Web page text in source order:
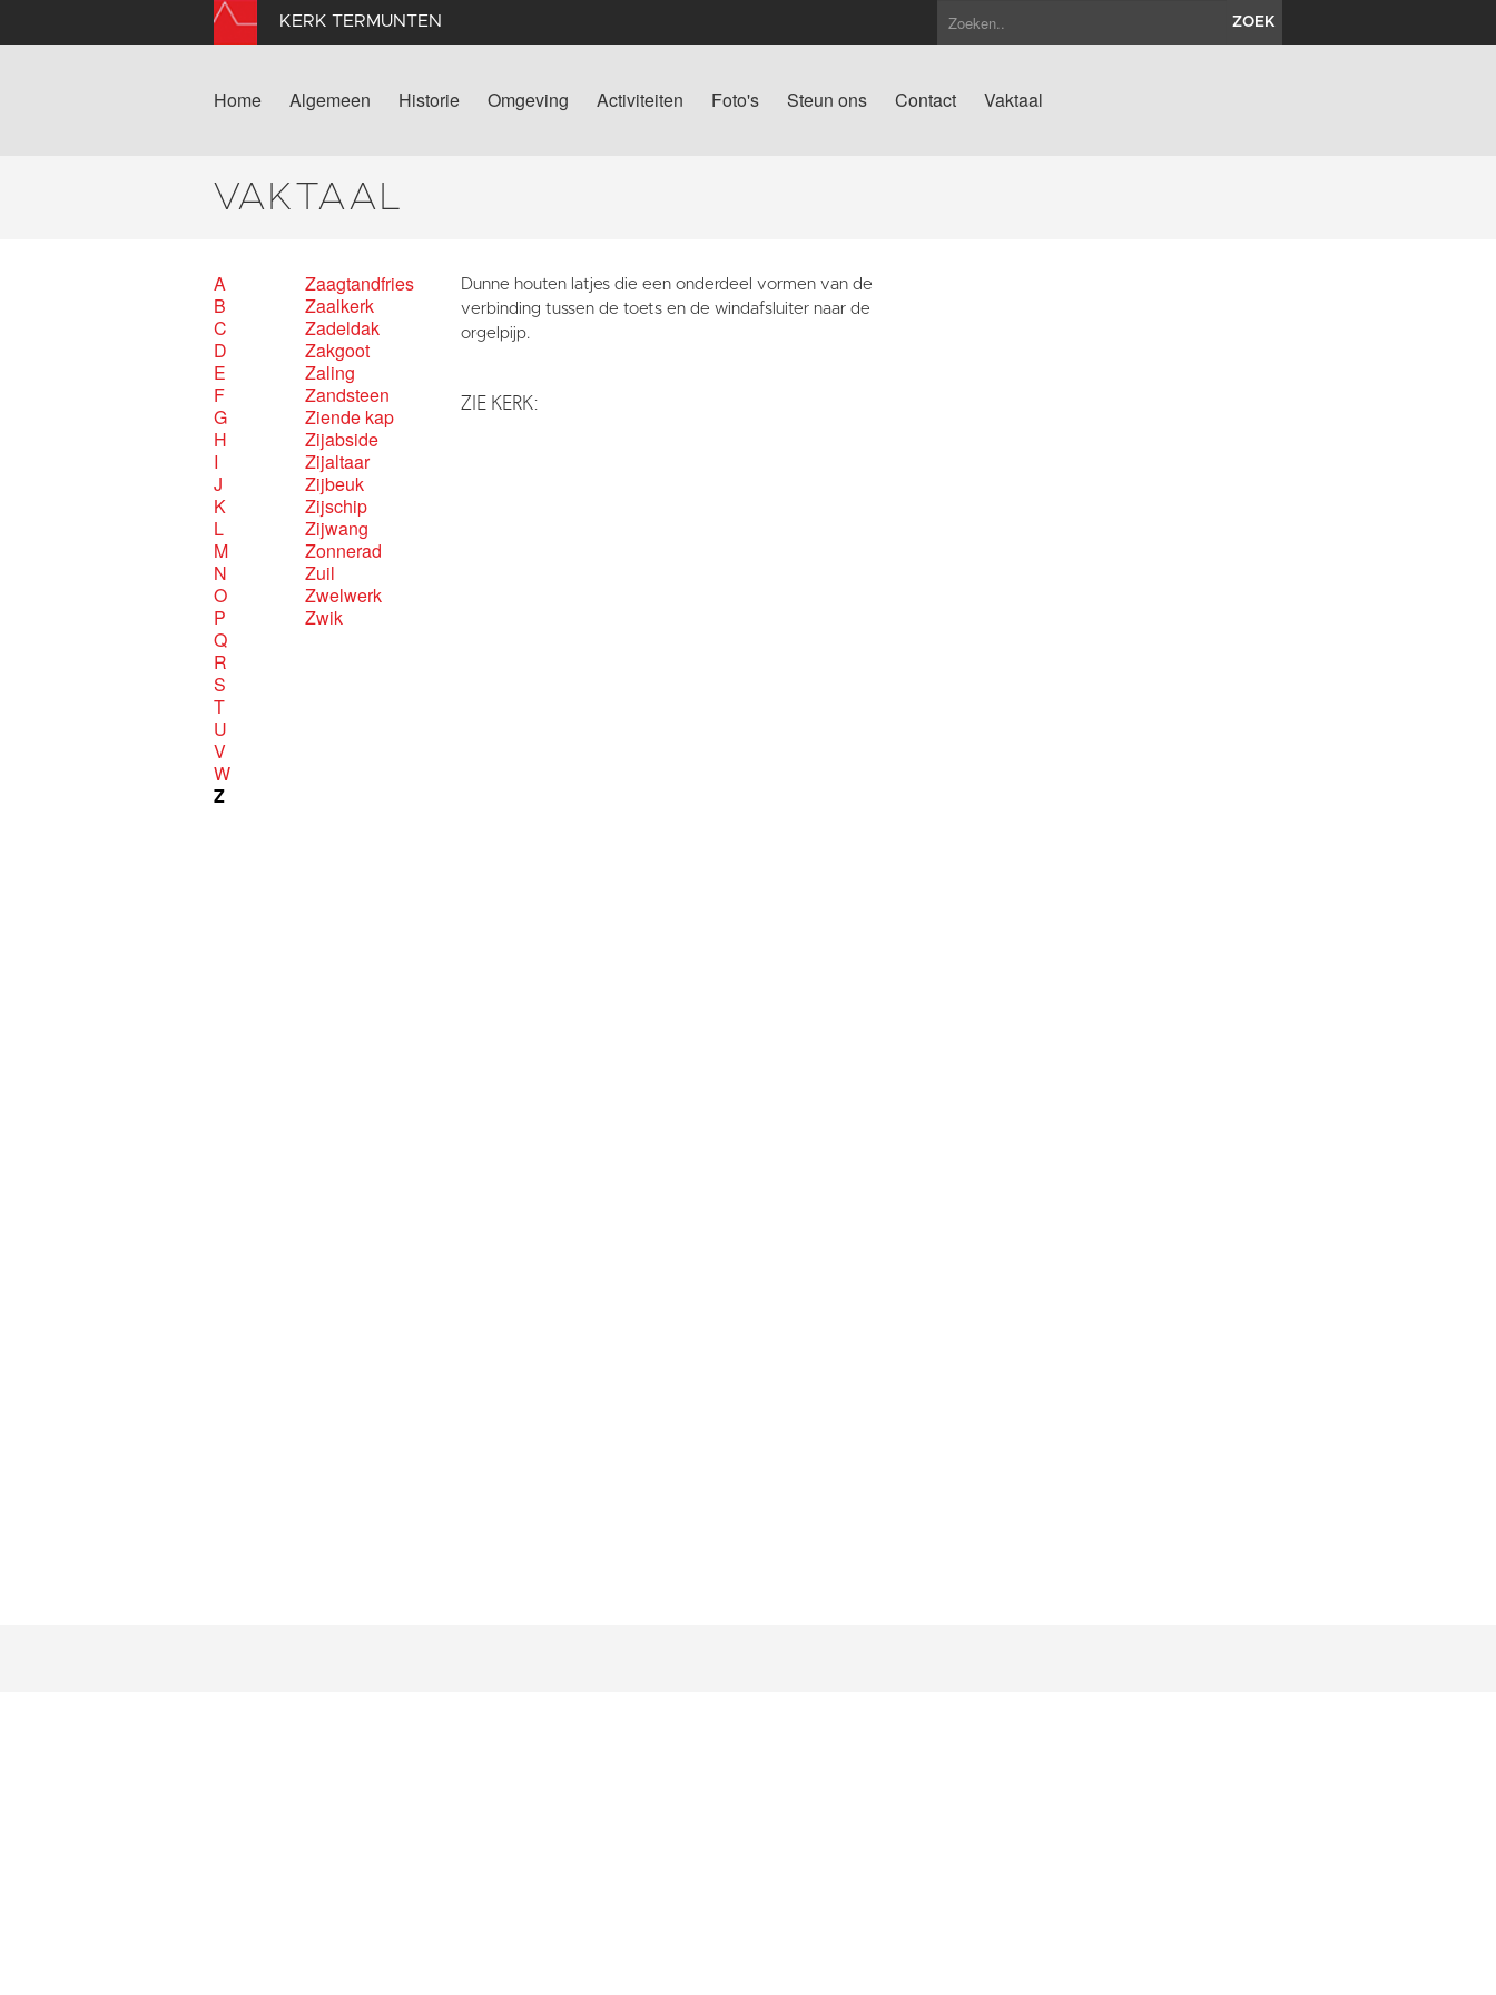
KERK TERMUNTEN ZOEK
Home Algemeen Historie Omgeving Activiteiten Foto's Steun ons Contact Vaktaal
VAKTAAL
A
B
C
D
E
F
G
H
I
J
K
L
M
N
O
P
Q
R
S
T
U
V
W
Z
Zaagtandfries
Zaalkerk
Zadeldak
Zakgoot
Zaling
Zandsteen
Ziende kap
Zijabside
Zijaltaar
Zijbeuk
Zijschip
Zijwang
Zonnerad
Zuil
Zwelwerk
Zwik
Dunne houten latjes die een onderdeel vormen van de
verbinding tussen de toets en de windafsluiter naar de
orgelpijp.
ZIE KERK: